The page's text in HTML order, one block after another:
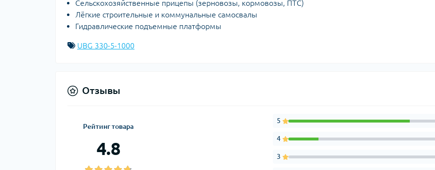
Сельскохозяйственные прицепы (зерновозы, кормовозы, ПТС)
Лёгкие строительные и коммунальные самосвалы
Гидравлические подъемные платформы
UBG 330-5-1000
Отзывы
Рейтинг товара
4.8
5
4
3